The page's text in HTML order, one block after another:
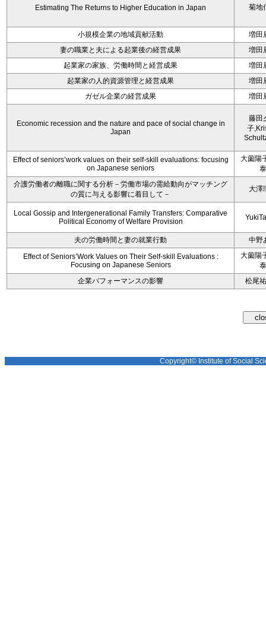
Estimating The Returns to Higher Education in Japan 菊地
小規模企業の地域貢献活動
増田
妻の職業と夫による起業後の経営成果
増田
起業家の家族、労働時間と経営成果
増田
起業家の人的資源管理と経営成果
増田
ガゼル企業の経営成果
増田
Economic recession and the nature and pace of social change in
Japan
藤田
子
Effect of seniors’work values on their self-skill evaluations: focusing
on Japanese seniors
大薗陽
泰
介護労働者の離職に関する分析－労働市場の需給動向がマッチング
の質に与える影響に着目して－
大澤
Local Gossip and Intergenerational Family Transfers: Comparative
Political Economy of Welfare Provision
夫の労働時間と妻の就業行動
中野
Effect of Seniors’Work Values on Their Self-skill Evaluations :
Focusing on Japanese Seniors
大薗陽
泰
企業パフォーマンスの影響
松尾
Copyright© Institute of Social